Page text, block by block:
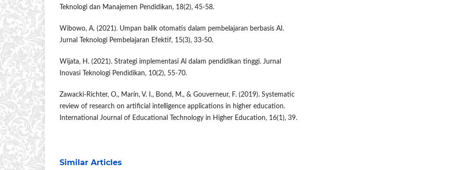
Teknologi dan Manajemen Pendidikan, 18(2), 45-58.
Wibowo, A. (2021). Umpan balik otomatis dalam pembelajaran berbasis AI.
Jurnal Teknologi Pembelajaran Efektif, 15(3), 33-50.
Wijata, H. (2021). Strategi implementasi Al dalam pendidikan tinggi. Jurnal
Inovasi Teknologi Pendidikan, 10(2), 55-70.
Zawacki-Richter, O., Marín, V. I., Bond, M., & Gouverneur, F. (2019). Systematic
review of research on artificial intelligence applications in higher education.
International Journal of Educational Technology in Higher Education, 16(1), 39.
Similar Articles